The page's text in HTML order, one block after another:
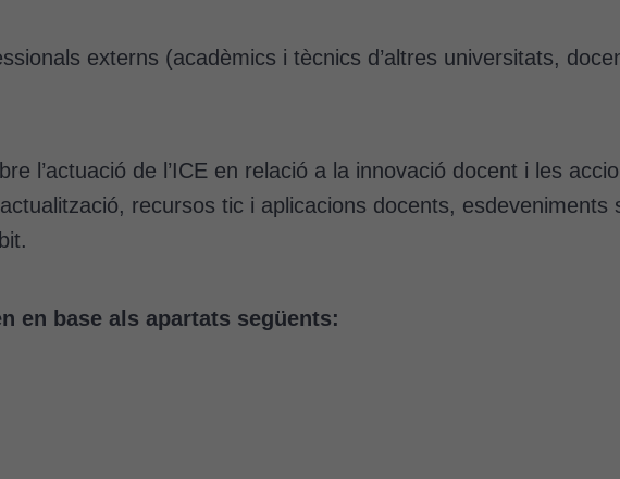
externs (acadèmics i tècnics d’altres universitats,
l’actuació de l’ICE en relació a la innovació docent i les
recursos tic i aplicacions docents, esdeveniments
en base als apartats següents: